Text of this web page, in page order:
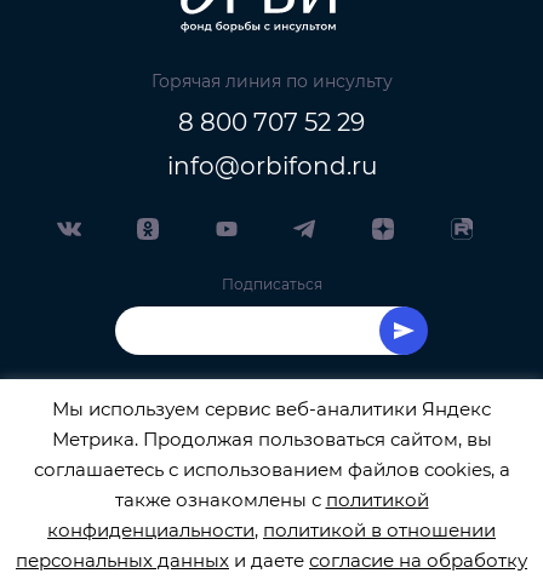
Горячая линия по инсульту
8 800 707 52 29
info@orbifond.ru
Подписаться
ОФИЦИАЛЬНЫЙ ОПЕРАТОР ОБРАБОТКИ
ПЕРСОНАЛЬНЫХ ДАННЫХ РЕГИСТРАЦИОННЫЙ
НОМЕР 77-22-133540
Мы используем сервис веб-аналитики Яндекс
Метрика. Продолжая пользоваться сайтом, вы
соглашаетесь с использованием файлов cookies, а
также ознакомлены с политикой
конфиденциальности, политикой в отношении
персональных данных и даете согласие на обработку